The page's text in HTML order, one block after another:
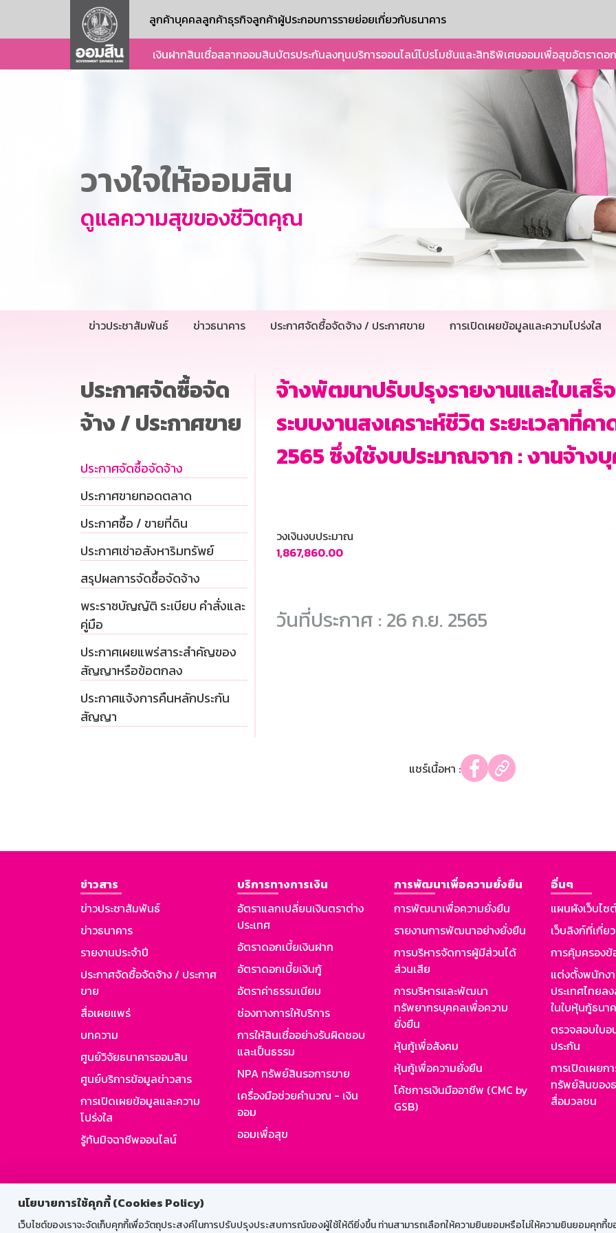
นโยบายการใช้คุกกี้ (Cookies Policy)
เว็บไซต์ของเราจะจัดเก็บคุกกี้เพื่อวัตถุประสงค์ในการปรับปรุงประสบการณ์ของผู้ใช้ให้ดียิ่งขึ้น ท่านสามารถเลือกให้ความยินยอมหรือไม่ให้ความยินยอมคุกกี้ข
ลูกค้าบุคคลลูกค้าธุรกิจลูกค้าผู้ประกอบการรายย่อยเกี่ยวกับธนาคาร
เงินฝากสินเชื่อสลากออมสินบัตรประกันลงทุนบริการออนไลน์โปรโมชันและสิทธิพิเศษออมเพื่อสุขอัตราดอ
วางใจให้ออมสิน
ดูแลความสุขของชีวิตคุณ
ข่าวประชาสัมพันธ์ ข่าวธนาคาร ประกาศจัดซื้อจัดจ้าง / ประกาศขาย การเปิดเผยข้อมูลและความโปร่งใส
ประกาศจัดซื้อจัด
จ้าง / ประกาศขาย
ประกาศจัดซื้อจัดจ้าง
ประกาศขายทอดตลาด
ประกาศซื้อ / ขายที่ดิน
ประกาศเช่าอสังหาริมทรัพย์
สรุปผลการจัดซื้อจัดจ้าง
พระราชบัญญัติ ระเบียบ คำสั่งและ
คู่มือ
ประกาศเผยแพร่สาระสำคัญของ
สัญญาหรือข้อตกลง
ประกาศแจ้งการคืนหลักประกัน
สัญญา
จ้างพัฒนาปรับปรุงรายงานและใบเสร็
ระบบงานสงเคราะห์ชีวิต ระยะเวลาที่ค
2565 ซึ่งใช้งบประมาณจาก : งานจ้า
วงเงินงบประมาณ
1,867,860.00
วันที่ประกาศ : 26 ก.ย. 2565
แชร์เนื้อหา :
ข่าวสาร
ข่าวประชาสัมพันธ์
ข่าวธนาคาร
รายงานประจำปี
ประกาศจัดซื้อจัดจ้าง / ประกาศ
ขาย
สื่อเผยแพร่
บทความ
ศูนย์วิจัยธนาคารออมสิน
ศูนย์บริการข้อมูลข่าวสาร
การเปิดเผยข้อมูลและความ
โปร่งใส
รู้ทันมิจฉาชีพออนไลน์
บริการทางการเงิน
อัตราแลกเปลี่ยนเงินตราต่าง
ประเทศ
อัตราดอกเบี้ยเงินฝาก
อัตราดอกเบี้ยเงินกู้
อัตราค่าธรรมเนียม
ช่องทางการให้บริการ
การให้สินเชื่ออย่างรับผิดชอบ
และเป็นธรรม
NPA ทรัพย์สินรอการขาย
เครื่องมือช่วยคำนวณ - เงิน
ออม
ออมเพื่อสุข
การพัฒนาเพื่อความยั่งยืน
การพัฒนาเพื่อความยั่งยืน
รายงานการพัฒนาอย่างยั่งยืน
การบริหารจัดการผู้มีส่วนได้
ส่วนเสีย
การบริหารและพัฒนา
ทรัพยากรบุคคลเพื่อความ
ยั่งยืน
หุ้นกู้เพื่อสังคม
หุ้นกู้เพื่อความยั่งยืน
โค้ชการเงินมืออาชีพ (CMC by
GSB)
อื่นๆ
แผนผังเว็บไซ
เว็บลิงก์ที่เกี่ย
การคุ้มครอง
แต่งตั้งพนักง
ประเทศไทยล
ในใบหุ้นกู้ธนา
ตรวจสอบใบ
ประกัน
การเปิดเผยก
ทรัพย์สินของ
สื่อมวลชน